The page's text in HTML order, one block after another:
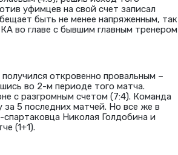
уфимцев на свой счет записал
быть не менее напряженным, так
во главе с бывшим главным тренером
откровенно провальным –
во 2-м периоде того матча.
с разгромным счетом (7:4). Команда
5 последних матчей. Но все же в
Николая Голдобина и
(1+1).